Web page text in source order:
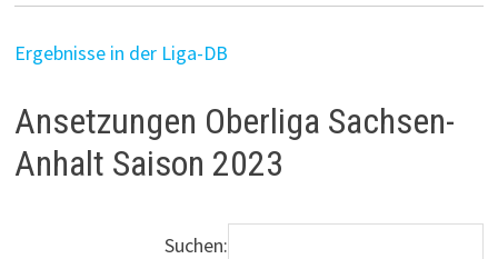
Ergebnisse in der Liga-DB
Ansetzungen Oberliga Sachsen-
Anhalt Saison 2023
Suchen: